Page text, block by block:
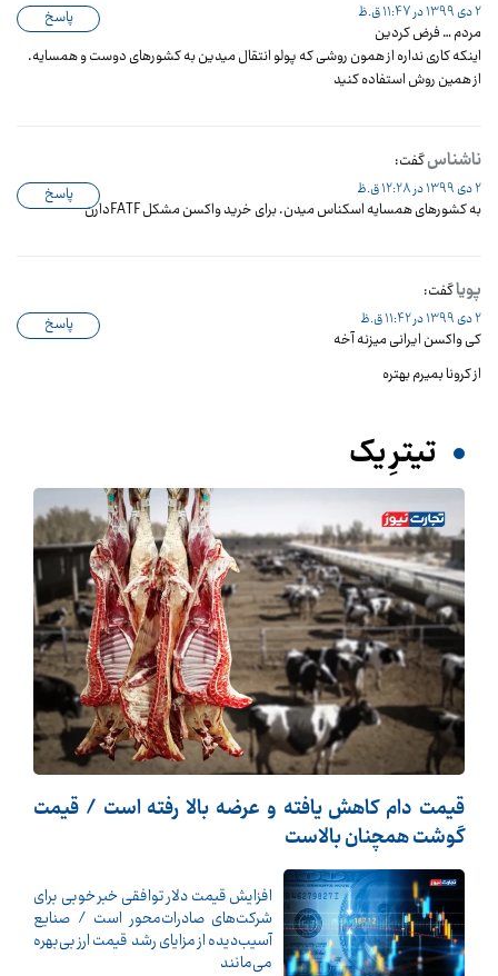
2 دی 1399 در 11:47 ق.ظ
مردم … فرض کردین
اینکه کاری نداره از همون روشی که پولو انتقال میدین به کشورهای دوست و همسایه.
از همین روش استفاده کنید
پاسخ
ناشناسگفت:
2 دی 1399 در 12:28 ق.ظ
به کشورهای همسایه اسکناس میدن. برای خرید واکسن مشکل FATFدارن
پاسخ
پویاگفت:
2 دی 1399 در 11:42 ق.ظ
کی واکسن ایرانی میزنه آخه
از کرونا بمیرم بهتره
پاسخ
تیترِ یک
قیمت دام کاهش یافته و عرضه بالا رفته است / قیمت
گوشت همچنان بالاست
افزایش قیمت دلار توافقی خبر خوبی برای
شرکت‌های صادرات‌محور است / صنایع
آسیب‌دیده از مزایای رشد قیمت ارز بی‌بهره
می‌مانند